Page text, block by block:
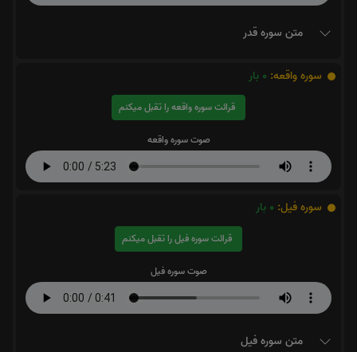
متن سوره قدر
سوره واقعه: 0 بار
قرائت سوره واقعه را تقبل میکنم
صوت سوره واقعه
سوره فیل: 0 بار
قرائت سوره فیل را تقبل میکنم
صوت سوره فیل
متن سوره فیل